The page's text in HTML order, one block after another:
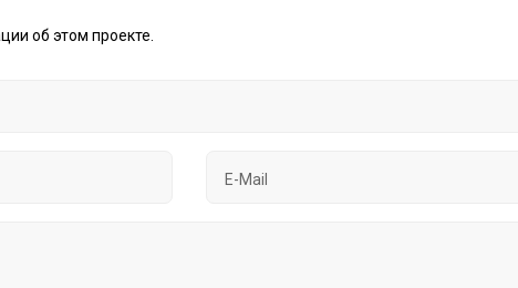
об этом проекте.